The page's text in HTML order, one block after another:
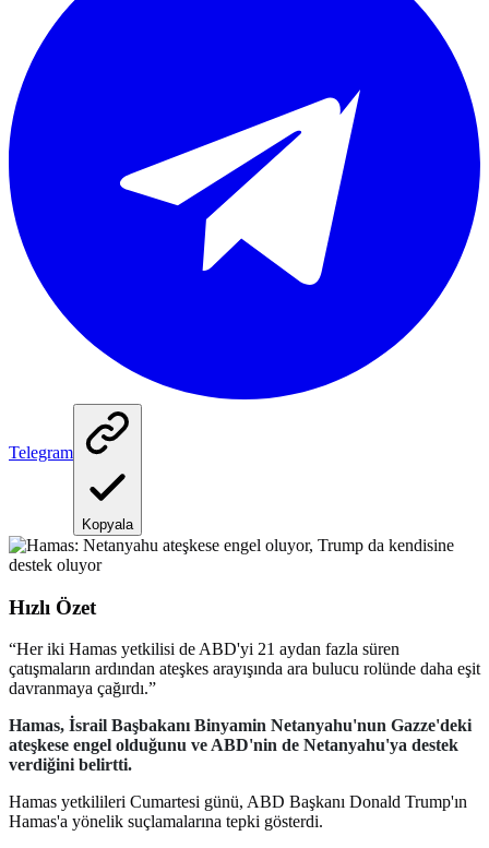
Telegram
Kopyala
Hızlı Özet
“Her iki Hamas yetkilisi de ABD'yi 21 aydan fazla süren
çatışmaların ardından ateşkes arayışında ara bulucu rolünde daha eşit
davranmaya çağırdı.”
Hamas, İsrail Başbakanı Binyamin Netanyahu'nun Gazze'deki
ateşkese engel olduğunu ve ABD'nin de Netanyahu'ya destek
verdiğini belirtti.
Hamas yetkilileri Cumartesi günü, ABD Başkanı Donald Trump'ın
Hamas'a yönelik suçlamalarına tepki gösterdi.